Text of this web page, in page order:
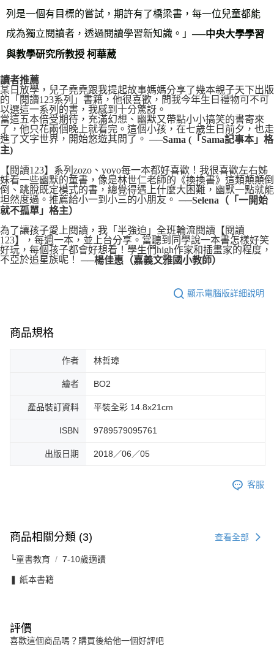
列是一個有目標的嘗試，期許有了橋梁書，每一位兒童都能
成為獨立閱讀者，透過閱讀學習新知識。」 ──中央大學學習
與教學研究所教授 柯華葳
讀者推薦
某日放學，兒子堯堯跟我提起故事媽媽分享了幾本親子天下出版
的「閱讀123系列」書籍，他很喜歡，問我今年生日禮物可不可
以選這一系列的書，我感到十分驚訝。
當這五本倍受期待，充滿幻想、幽默又帶點小小搞笑的書寄來
了，他只花兩個晚上就看完。這個小孩，在七歲生日前夕，也走
進了文字世界，開始悠遊其間了。 ──Sama (「Sama記事本」格
主)
【閱讀123】系列zozo、yoyo每一本都好喜歡！我很喜歡左右姊
妹看一些幽默的童書，像是林世仁老師的《換換書》這類顛顛倒
倒、跳脫既定模式的書，總覺得遇上什麼大困難，幽默一點就能
坦然度過。推薦給小一到小三的小朋友。 ──Selena（「一開始
就不孤單」格主）
為了讓孩子愛上閱讀，我「半強迫」全班輪流閱讀【閱讀
123】，每週一本，並上台分享。當聽到同學說一本書怎樣好笑
好玩，每個孩子都會好想看！學生們high作家和插畫家的程度，
不亞於追星族呢！
──楊佳惠（嘉義文雅國小教師）
顯示電腦版詳細說明
商品規格
作者 林哲璋
繪者 BO2
產品裝訂資料 平裝全彩 14.8x21cm
ISBN 9789579095761
出版日期 2018／06／05
客服
商品相關分類 (3) 查看全部
└童書教育 7-10歲適讀
❚ 紙本書籍
評價
喜歡這個商品嗎？購買後給他一個好評吧